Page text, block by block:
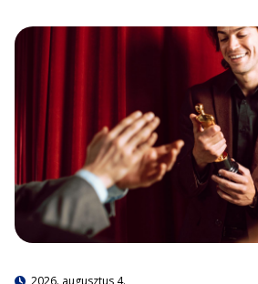
2026. augusztus 4.